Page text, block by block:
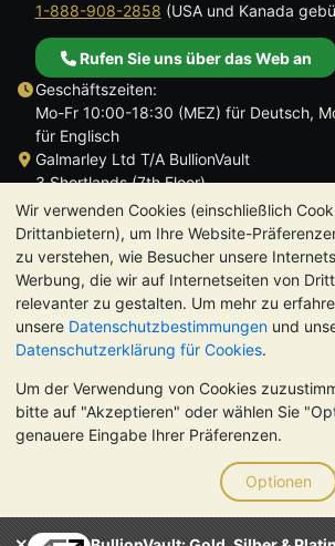
Wir verwenden Cookies (einschließlich
Drittanbietern), um Ihre Website-
zu verstehen, wie Besucher unsere
Werbung, die wir auf Internetseiten von
relevanter zu gestalten. Um mehr zu
unsere Datenschutzbestimmungen und
Datenschutzerklärung für Cookies.
Um der Verwendung von Cookies
bitte auf "Akzeptieren" oder wählen Sie
genauere Eingabe Ihrer Präferenzen.
Optionen
1-888-908-2858 (USA und Kanada
Rufen Sie uns über das Web an
Geschäftszeiten:
Mo-Fr 10:00-18:30 (MEZ) für Deutsch,
für Englisch
Galmarley Ltd T/A BullionVault
3 Shortlands (7th Floor)
Hammersmith
London
W6 8DA
Großbritannien
TrustScore 4.8 | 725 Bewertungen
BITTE BEACHTEN SIE: Der Wert von
steigen als auch fallen. Historische Trends
für zukünftige Preisentwicklungen. Nichts
von BullionVault oder in der Kommunikation
Anlageberatung dar. Sie sollten sich von
beraten lassen, um zu sehen, ob der Besitz